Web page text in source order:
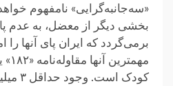
«سه‌جانبه‌گرایی» نامفهوم
بخشی دیگر از معضل، به عدم
برمی‌گردد که ایران پای آنها
کودک